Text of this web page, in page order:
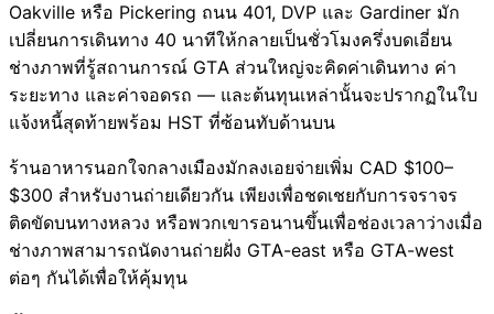
Oakville หรือ Pickering ถนน 401, DVP และ Gardiner มัก
เปลี่ยนการเดินทาง 40 นาทีให้กลายเป็นชั่วโมงครึ่งบดเอี่ยน
ช่างภาพที่รู้สถานการณ์ GTA ส่วนใหญ่จะคิดค่าเดินทาง ค่า
ระยะทาง และค่าจอดรถ — และต้นทุนเหล่านั้นจะปรากฏในใบ
แจ้งหนี้สุดท้ายพร้อม HST ที่ซ้อนทับด้านบน
ร้านอาหารนอกใจกลางเมืองมักลงเอยจ่ายเพิ่ม CAD $100–
$300 สำหรับงานถ่ายเดียวกัน เพียงเพื่อชดเชยกับการจราจร
ติดขัดบนทางหลวง หรือพวกเขารอนานขึ้นเพื่อช่องเวลาว่างเมื่อ
ช่างภาพสามารถนัดงานถ่ายฝั่ง GTA-east หรือ GTA-west
ต่อๆ กันได้เพื่อให้คุ้มทุน